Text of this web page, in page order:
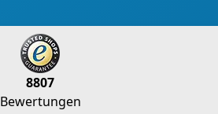
8807
Bewertungen